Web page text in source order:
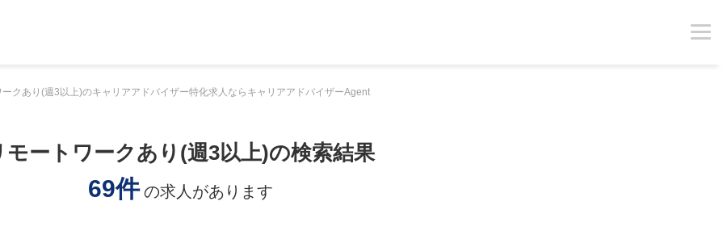
ークあり(週3以上)のキャリアアドバイザー特化求人ならキャリアアドバイザーAgent
モートワークあり(週3以上)の検索結果
69件 の求人があります